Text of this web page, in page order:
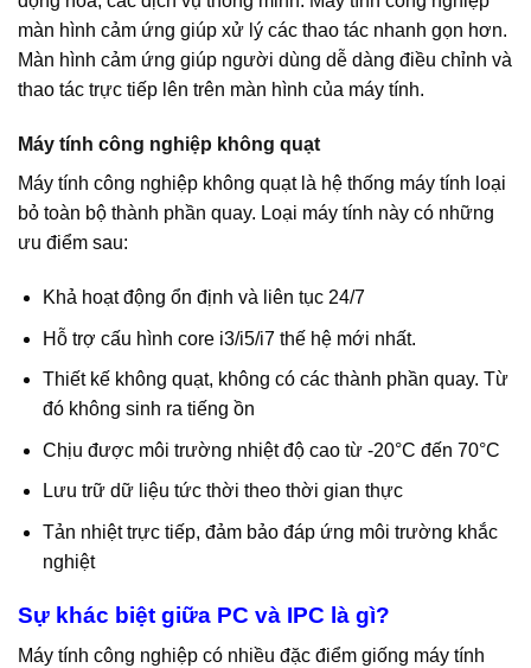
màn hình cảm ứng giúp xử lý các thao tác nhanh gọn hơn.
Màn hình cảm ứng giúp người dùng dễ dàng điều chỉnh và
thao tác trực tiếp lên trên màn hình của máy tính.
Máy tính công nghiệp không quạt
Máy tính công nghiệp không quạt là hệ thống máy tính loại
bỏ toàn bộ thành phần quay. Loại máy tính này có những
ưu điểm sau:
Khả hoạt động ổn định và liên tục 24/7
Hỗ trợ cấu hình core i3/i5/i7 thế hệ mới nhất.
Thiết kế không quạt, không có các thành phần quay. Từ
đó không sinh ra tiếng ồn
Chịu được môi trường nhiệt độ cao từ -20°C đến 70°C
Lưu trữ dữ liệu tức thời theo thời gian thực
Tản nhiệt trực tiếp, đảm bảo đáp ứng môi trường khắc
nghiệt
Sự khác biệt giữa PC và IPC là gì?
Máy tính công nghiệp có nhiều đặc điểm giống máy tính